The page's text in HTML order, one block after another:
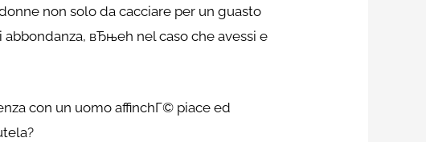
non solo da cacciare per un guasto
вЂњeh nel caso che avessi e
con un uomo affinchГ© piace ed